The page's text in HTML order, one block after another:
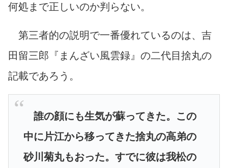
何処まで正しいのか判らない。
第三者的の説明で一番優れているのは、吉
田留三郎『まんざい風雲録』の二代目捨丸の
記載であろう。
誰の顔にも生気が蘇ってきた。この
中に片江から移ってきた捨丸の高弟の
砂川菊丸もおった。すでに彼は我松の